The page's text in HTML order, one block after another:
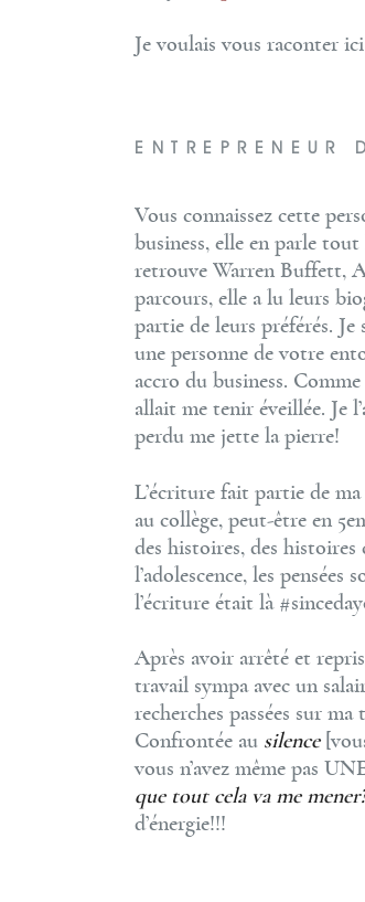
Je voulais vous raconter
ENTREPRENEUR
Vous connaissez cette
business, elle en parle
retrouve Warren Buffett,
parcours, elle a lu leurs
partie de leurs préférés.
une personne de votre
accro du business.
allait me tenir éveillée. Je
perdu me jette la pierre!
L’écriture fait partie de
au collège, peut-être en
des histoires, des
l’adolescence, les
l’écriture était là
Après avoir arrêté et
travail sympa avec un
recherches passées sur
Confrontée au silence
vous n’avez même pas
que tout cela va me
d’énergie!!!